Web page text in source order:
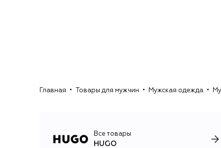
Главная Товары для мужчин Мужская одежда
Все товары
HUGO